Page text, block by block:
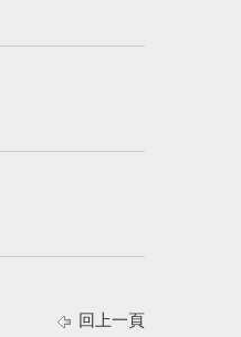
回上一頁